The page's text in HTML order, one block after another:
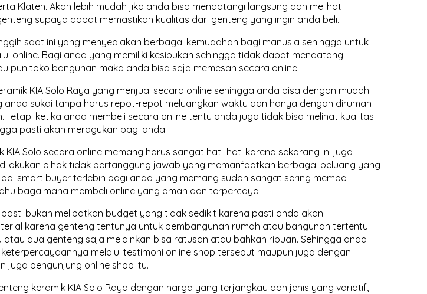
Klaten. Akan lebih mudah jika anda bisa mendatangi langsung dan melihat
supaya dapat memastikan kualitas dari genteng yang ingin anda beli.
saat ini yang menyediakan berbagai kemudahan bagi manusia sehingga untuk
online. Bagi anda yang memiliki kesibukan sehingga tidak dapat mendatangi
pun toko bangunan maka anda bisa saja memesan secara online.
KIA Solo Raya yang menjual secara online sehingga anda bisa dengan mudah
anda sukai tanpa harus repot-repot meluangkan waktu dan hanya dengan dirumah
Tetapi ketika anda membeli secara online tentu anda juga tidak bisa melihat kualitas
pasti akan meragukan bagi anda.
KIA Solo secara online memang harus sangat hati-hati karena sekarang ini juga
pihak tidak bertanggung jawab yang memanfaatkan berbagai peluang yang
smart buyer terlebih bagi anda yang memang sudah sangat sering membeli
bagaimana membeli online yang aman dan terpercaya.
bukan melibatkan budget yang tidak sedikit karena pasti anda akan
karena genteng tentunya untuk pembangunan rumah atau bangunan tertentu
dua genteng saja melainkan bisa ratusan atau bahkan ribuan. Sehingga anda
melalui testimoni online shop tersebut maupun juga dengan
juga pengunjung online shop itu.
keramik KIA Solo Raya dengan harga yang terjangkau dan jenis yang variatif,
S. Wardiman
Bapak/Ibu, Saya mau cari
genteng keramik, bisa minta
tolong dikirim daftar harga
terbaru/saat ini, dari kalau KIA
berapa dan Kanmuri berapa
Terima kasih. S. Wardiman.